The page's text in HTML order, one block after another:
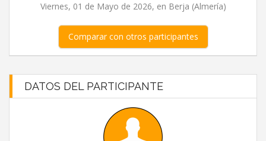
Viernes, 01 de Mayo de 2026, en Berja (Almería)
Comparar con otros participantes
DATOS DEL PARTICIPANTE